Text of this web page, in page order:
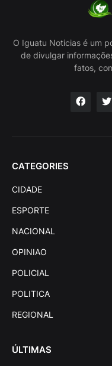
O Iguatu Noticias é um
de divulgar
fatos,
CATEGORIES
CIDADE
ESPORTE
NACIONAL
OPINIAO
POLICIAL
POLITICA
REGIONAL
ÚLTIMAS